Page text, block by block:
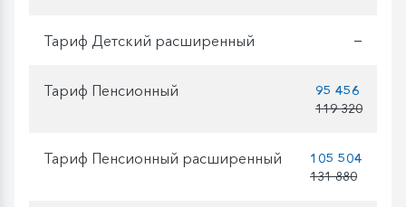
Тариф Детский расширенный —
Тариф Пенсионный
95 456
119 320
Тариф Пенсионный расширенный
105 504
131 880